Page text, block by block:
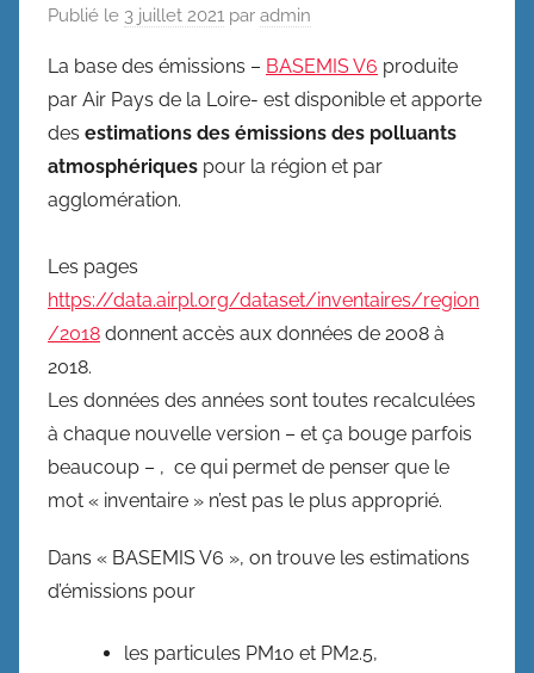
Publié le 3 juillet 2021 par admin
La base des émissions – BASEMIS V6 produite
par Air Pays de la Loire- est disponible et apporte
des estimations des émissions des polluants
atmosphériques pour la région et par
agglomération.
Les pages
https://data.airpl.org/dataset/inventaires/region
/2018 donnent accès aux données de 2008 à
2018.
Les données des années sont toutes recalculées
à chaque nouvelle version – et ça bouge parfois
beaucoup – , ce qui permet de penser que le
mot « inventaire » n’est pas le plus approprié.
Dans « BASEMIS V6 », on trouve les estimations
d’émissions pour
les particules PM10 et PM2.5,